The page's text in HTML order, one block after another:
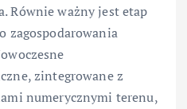
Równie ważny jest etap
zagospodarowania
zintegrowane z
numerycznymi terenu,